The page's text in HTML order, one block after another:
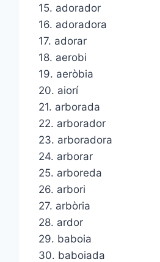
15. adorador
16. adoradora
17. adorar
18. aerobi
19. aeròbia
20. aiorí
21. arborada
22. arborador
23. arboradora
24. arborar
25. arboreda
26. arbori
27. arbòria
28. ardor
29. baboia
30. baboiada